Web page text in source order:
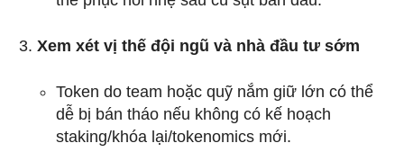
Xem xét vị thế đội ngũ và nhà đầu tư sớm
Token do team hoặc quỹ nắm giữ lớn có thể
dễ bị bán tháo nếu không có kế hoạch
staking/khóa lại/tokenomics mới.